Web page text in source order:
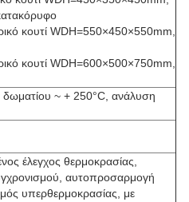
κουτί WDH=550×450×550mm,
κουτί WDH=600×500×750mm,
~ + 250°C, ανάλυση
έλεγχος θερμοκρασίας,
αυτοπροσαρμογή
υπερθερμοκρασίας, με